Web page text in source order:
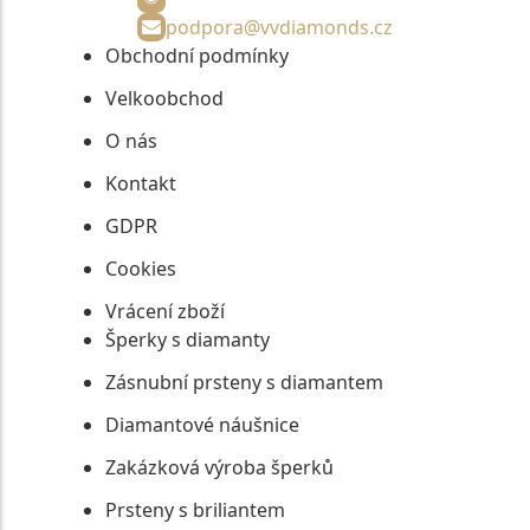
podpora@vvdiamonds.cz
Obchodní podmínky
Velkoobchod
O nás
Kontakt
GDPR
Cookies
Vrácení zboží
Šperky s diamanty
Zásnubní prsteny s diamantem
Diamantové náušnice
Zakázková výroba šperků
Prsteny s briliantem